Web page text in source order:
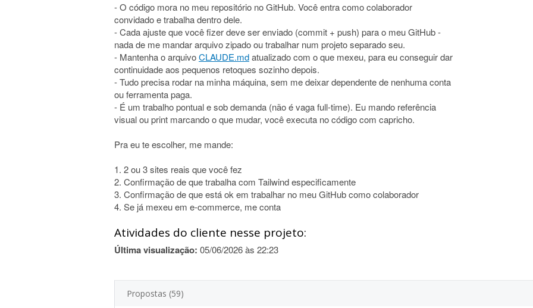
- O código mora no meu repositório no GitHub. Você entra como colaborador
convidado e trabalha dentro dele.
- Cada ajuste que você fizer deve ser enviado (commit + push) para o meu GitHub -
nada de me mandar arquivo zipado ou trabalhar num projeto separado seu.
- Mantenha o arquivoCLAUDE.mdatualizado com o que mexeu, para eu conseguir dar
continuidade aos pequenos retoques sozinho depois.
- Tudo precisa rodar na minha máquina, sem me deixar dependente de nenhuma conta
ou ferramenta paga.
- É um trabalho pontual e sob demanda (não é vaga full-time). Eu mando referência
visual ou print marcando o que mudar, você executa no código com capricho.
Pra eu te escolher, me mande:
1. 2 ou 3 sites reais que você fez
2. Confirmação de que trabalha com Tailwind especificamente
3. Confirmação de que está ok em trabalhar no meu GitHub como colaborador
4. Se já mexeu em e-commerce, me conta
Atividades do cliente nesse projeto:
Última visualização: 05/06/2026 às 22:23
Propostas (59)